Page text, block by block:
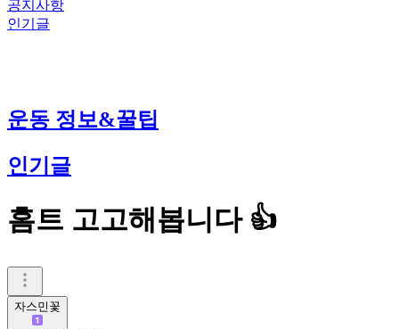
공지사항
인기글
운동 정보&꿀팁
인기글
홈트 고고해봅니다 👍
자스민꽃